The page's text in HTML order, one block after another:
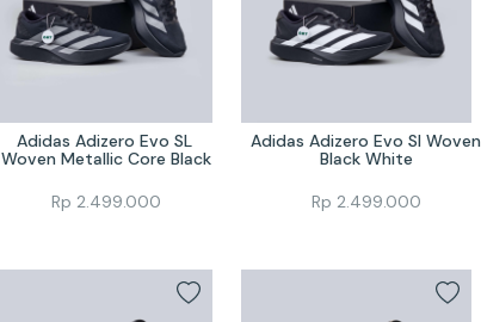
Adidas Adizero Evo SL
Woven Metallic Core Black
Rp 2.499.000
Adidas Adizero Evo Sl Woven
Black White
Rp 2.499.000